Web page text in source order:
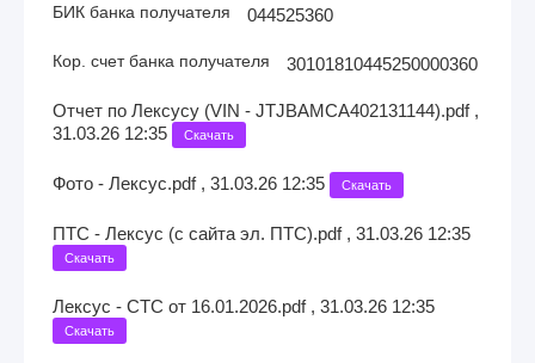
БИК банка получателя 044525360
Кор. счет банка получателя 30101810445250000360
Отчет по Лексусу (VIN - JTJBAMCA402131144).pdf ,
31.03.26 12:35
Скачать
Фото - Лексус.pdf , 31.03.26 12:35 Скачать
ПТС - Лексус (с сайта эл. ПТС).pdf , 31.03.26 12:35
Скачать
Лексус - СТС от 16.01.2026.pdf , 31.03.26 12:35
Скачать